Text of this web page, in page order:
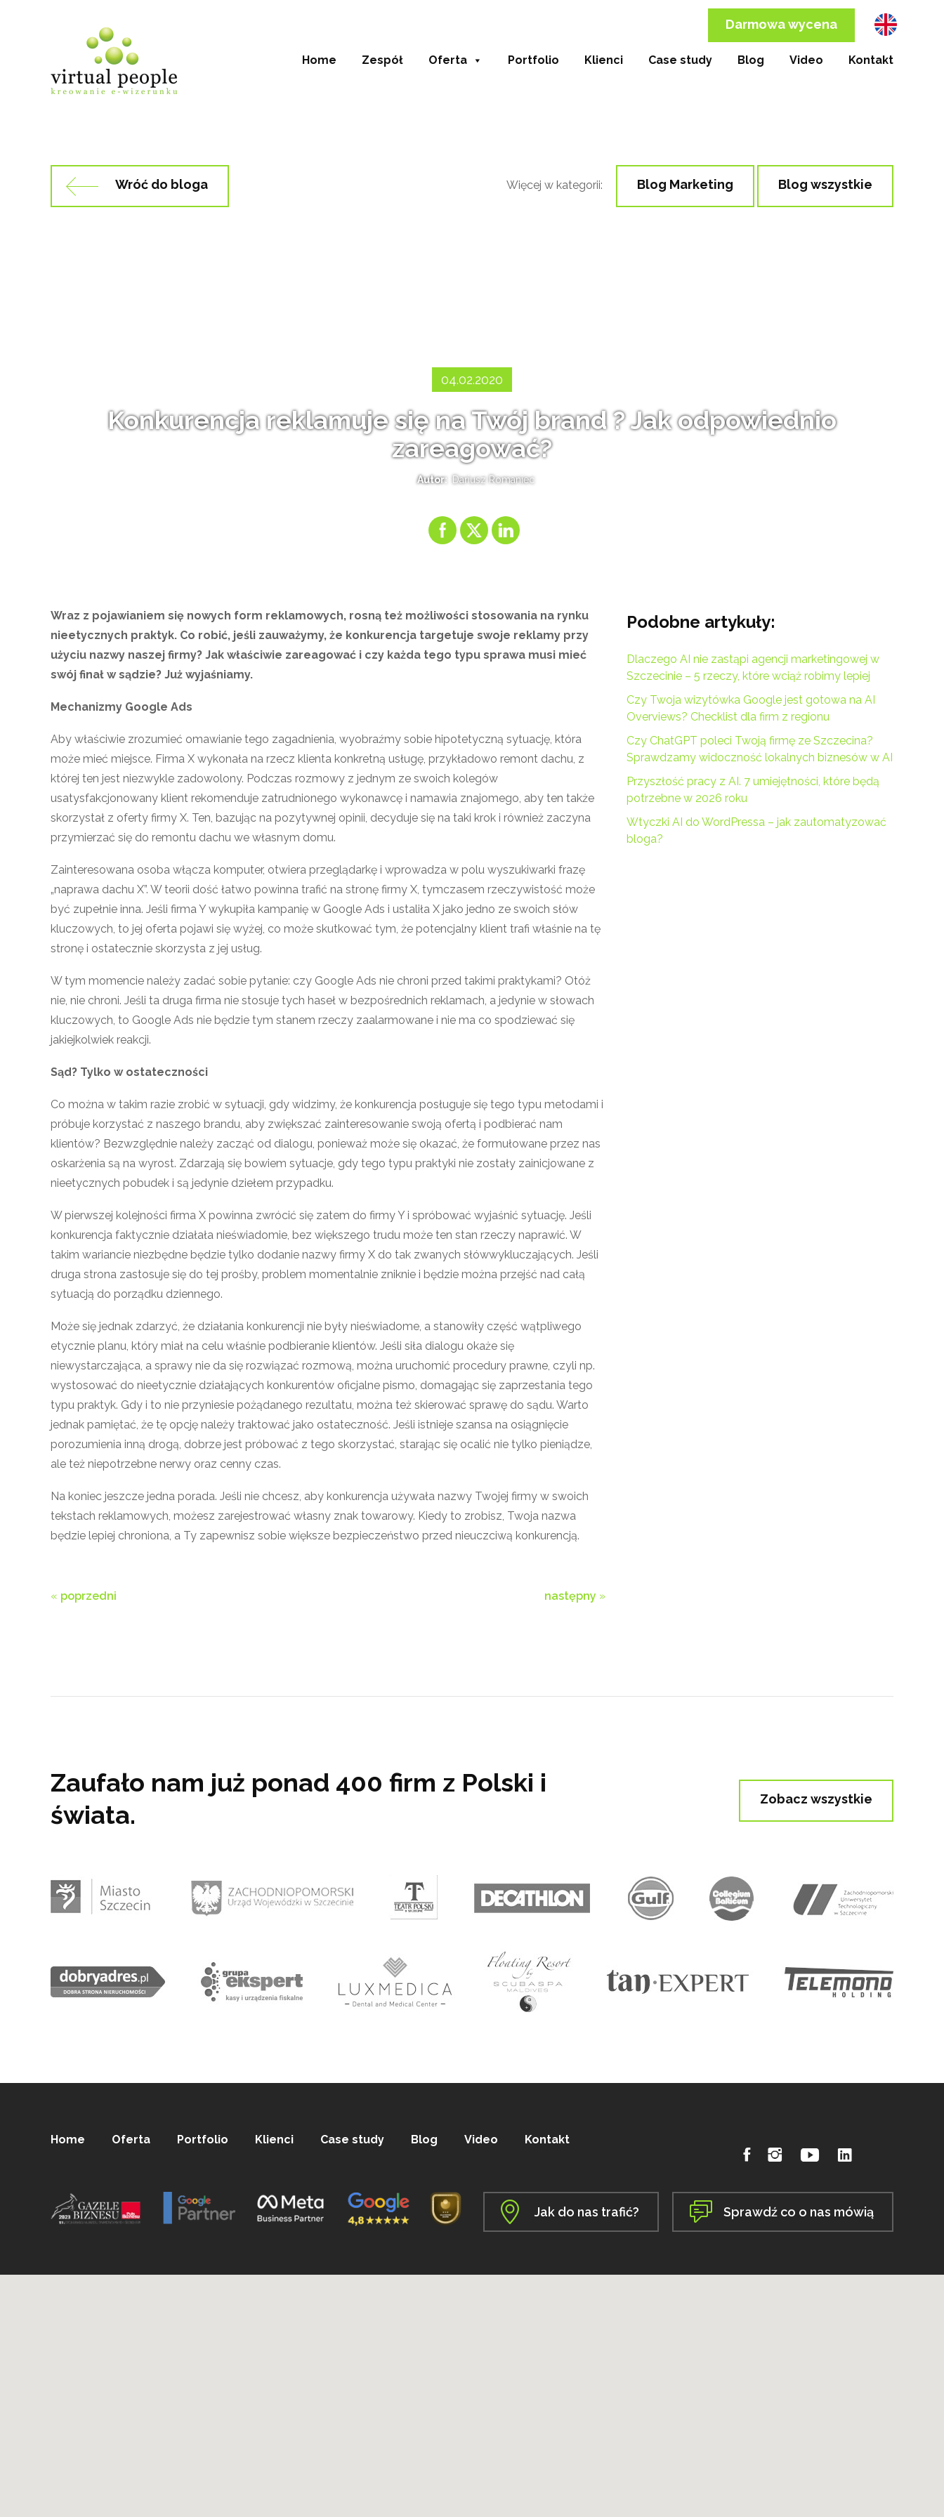
Darmowa wycena
Home Zespół Oferta Portfolio Klienci Case study Blog Video Kontakt
Wróć do bloga Więcej w kategorii: Blog Marketing Blog wszystkie
04.02.2020
Konkurencja reklamuje się na Twój brand ? Jak odpowiednio
zareagować?
Autor: Dariusz Romaniec
Wraz z pojawianiem się nowych form reklamowych, rosną też możliwości stosowania na rynku
nieetycznych praktyk. Co robić, jeśli zauważymy, że konkurencja targetuje swoje reklamy przy
użyciu nazwy naszej firmy? Jak właściwie zareagować i czy każda tego typu sprawa musi mieć
swój finał w sądzie? Już wyjaśniamy.
Mechanizmy Google Ads
Aby właściwie zrozumieć omawianie tego zagadnienia, wyobraźmy sobie hipotetyczną sytuację, która
może mieć miejsce. Firma X wykonała na rzecz klienta konkretną usługę, przykładowo remont dachu, z
której ten jest niezwykle zadowolony. Podczas rozmowy z jednym ze swoich kolegów
usatysfakcjonowany klient rekomenduje zatrudnionego wykonawcę i namawia znajomego, aby ten także
skorzystał z oferty firmy X. Ten, bazując na pozytywnej opinii, decyduje się na taki krok i również zaczyna
przymierzać się do remontu dachu we własnym domu.
Zainteresowana osoba włącza komputer, otwiera przeglądarkę i wprowadza w polu wyszukiwarki frazę
„naprawa dachu X”. W teorii dość łatwo powinna trafić na stronę firmy X, tymczasem rzeczywistość może
być zupełnie inna. Jeśli firma Y wykupiła kampanię w Google Ads i ustaliła X jako jedno ze swoich słów
kluczowych, to jej oferta pojawi się wyżej, co może skutkować tym, że potencjalny klient trafi właśnie na tę
stronę i ostatecznie skorzysta z jej usług.
W tym momencie należy zadać sobie pytanie: czy Google Ads nie chroni przed takimi praktykami? Otóż
nie, nie chroni. Jeśli ta druga firma nie stosuje tych haseł w bezpośrednich reklamach, a jedynie w słowach
kluczowych, to Google Ads nie będzie tym stanem rzeczy zaalarmowane i nie ma co spodziewać się
jakiejkolwiek reakcji.
Sąd? Tylko w ostateczności
Co można w takim razie zrobić w sytuacji, gdy widzimy, że konkurencja posługuje się tego typu metodami i
próbuje korzystać z naszego brandu, aby zwiększać zainteresowanie swoją ofertą i podbierać nam
klientów? Bezwzględnie należy zacząć od dialogu, ponieważ może się okazać, że formułowane przez nas
oskarżenia są na wyrost. Zdarzają się bowiem sytuacje, gdy tego typu praktyki nie zostały zainicjowane z
nieetycznych pobudek i są jedynie dziełem przypadku.
W pierwszej kolejności firma X powinna zwrócić się zatem do firmy Y i spróbować wyjaśnić sytuację. Jeśli
konkurencja faktycznie działała nieświadomie, bez większego trudu może ten stan rzeczy naprawić. W
takim wariancie niezbędne będzie tylko dodanie nazwy firmy X do tak zwanych słówwykluczających. Jeśli
druga strona zastosuje się do tej prośby, problem momentalnie zniknie i będzie można przejść nad całą
sytuacją do porządku dziennego.
Może się jednak zdarzyć, że działania konkurencji nie były nieświadome, a stanowiły część wątpliwego
etycznie planu, który miał na celu właśnie podbieranie klientów. Jeśli siła dialogu okaże się
niewystarczająca, a sprawy nie da się rozwiązać rozmową, można uruchomić procedury prawne, czyli np.
wystosować do nieetycznie działających konkurentów oficjalne pismo, domagając się zaprzestania tego
typu praktyk. Gdy i to nie przyniesie pożądanego rezultatu, można też skierować sprawę do sądu. Warto
jednak pamiętać, że tę opcję należy traktować jako ostateczność. Jeśli istnieje szansa na osiągnięcie
porozumienia inną drogą, dobrze jest próbować z tego skorzystać, starając się ocalić nie tylko pieniądze,
ale też niepotrzebne nerwy oraz cenny czas.
Na koniec jeszcze jedna porada. Jeśli nie chcesz, aby konkurencja używała nazwy Twojej firmy w swoich
tekstach reklamowych, możesz zarejestrować własny znak towarowy. Kiedy to zrobisz, Twoja nazwa
będzie lepiej chroniona, a Ty zapewnisz sobie większe bezpieczeństwo przed nieuczciwą konkurencją.
« poprzedni następny »
Podobne artykuły:
Dlaczego AI nie zastąpi agencji marketingowej w
Szczecinie – 5 rzeczy, które wciąż robimy lepiej
Czy Twoja wizytówka Google jest gotowa na AI
Overviews? Checklist dla firm z regionu
Czy ChatGPT poleci Twoją firmę ze Szczecina?
Sprawdzamy widoczność lokalnych biznesów w AI
Przyszłość pracy z AI. 7 umiejętności, które będą
potrzebne w 2026 roku
Wtyczki AI do WordPressa – jak zautomatyzować
bloga?
Zaufało nam już ponad 400 firm z Polski i
świata.
Zobacz wszystkie
Home Oferta Portfolio Klienci Case study Blog Video Kontakt
Jak do nas trafić? Sprawdź co o nas mówią